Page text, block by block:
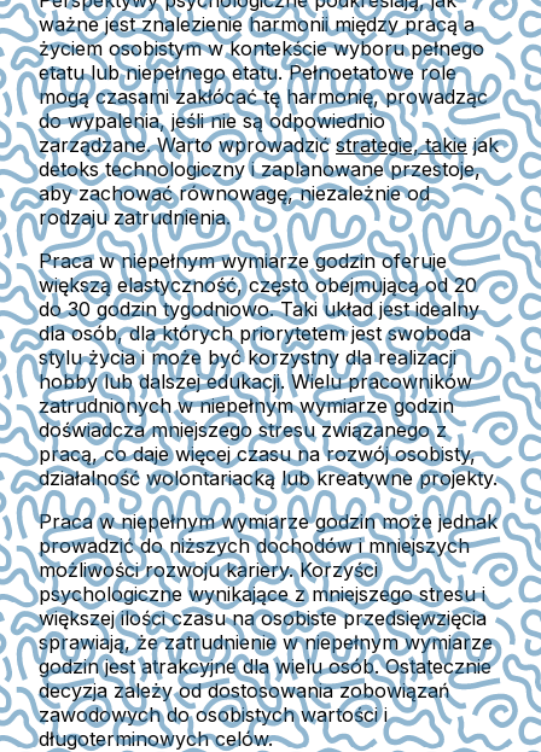
ważne jest znalezienie harmonii między pracą a
życiem osobistym w kontekście wyboru pełnego
etatu lub niepełnego etatu. Pełnoetatowe role
mogą czasami zakłócać tę harmonię, prowadząc
do wypalenia, jeśli nie są odpowiednio
zarządzane. Warto wprowadzić strategie, takie jak
detoks technologiczny i zaplanowane przestoje,
aby zachować równowagę, niezależnie od
rodzaju zatrudnienia.
Praca w niepełnym wymiarze godzin oferuje
większą elastyczność, często obejmującą od 20
do 30 godzin tygodniowo. Taki układ jest idealny
dla osób, dla których priorytetem jest swoboda
stylu życia i może być korzystny dla realizacji
hobby lub dalszej edukacji. Wielu pracowników
zatrudnionych w niepełnym wymiarze godzin
doświadcza mniejszego stresu związanego z
pracą, co daje więcej czasu na rozwój osobisty,
działalność wolontariacką lub kreatywne projekty.
Praca w niepełnym wymiarze godzin może jednak
prowadzić do niższych dochodów i mniejszych
możliwości rozwoju kariery. Korzyści
psychologiczne wynikające z mniejszego stresu i
większej ilości czasu na osobiste przedsięwzięcia
sprawiają, że zatrudnienie w niepełnym wymiarze
godzin jest atrakcyjne dla wielu osób. Ostatecznie
decyzja zależy od dostosowania zobowiązań
zawodowych do osobistych wartości i
długoterminowych celów.